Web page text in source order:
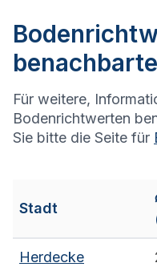
Für weitere,
Bodenrichtwerten
Sie bitte die Seite für
Stadt
Herdecke